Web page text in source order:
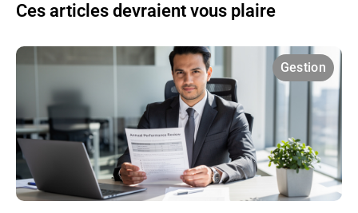
Ces articles devraient vous plaire
Gestion